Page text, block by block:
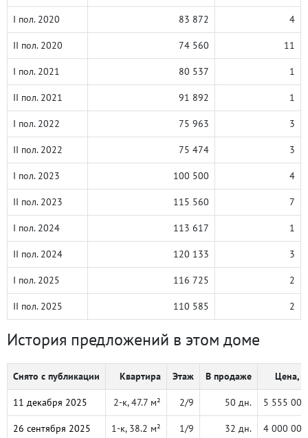
I пол. 2020 83 872 4
II пол. 2020 74 560 11
I пол. 2021 80 537 1
II пол. 2021 91 892 1
I пол. 2022 75 963 3
II пол. 2022 75 474 3
I пол. 2023 100 500 4
II пол. 2023 115 560 7
I пол. 2024 113 617 1
II пол. 2024 120 133 3
I пол. 2025 116 725 2
II пол. 2025 110 585 2
История предложений в этом доме
Снято с публикации Квартира Этаж В продаже Цена, ₽
11 декабря 2025 2-к, 47.7 м² 2/9 50 дн. 5 555 000
26 сентября 2025 1-к, 38.2 м² 1/9 32 дн. 4 000 000